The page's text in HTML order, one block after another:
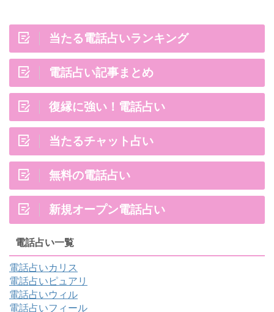
当たる電話占いランキング
電話占い記事まとめ
復縁に強い！電話占い
当たるチャット占い
無料の電話占い
新規オープン電話占い
電話占い一覧
電話占いカリス
電話占いピュアリ
電話占いウィル
電話占いフィール